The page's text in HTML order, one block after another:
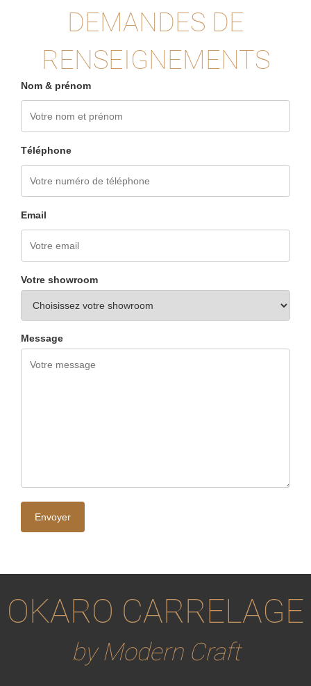
DEMANDES DE
RENSEIGNEMENTS
Nom & prénom
Téléphone
Email
Votre showroom
Message
OKARO CARRELAGE
by Modern Craft